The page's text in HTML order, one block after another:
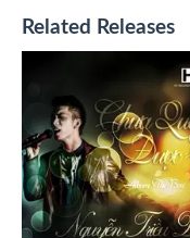
Related Releases